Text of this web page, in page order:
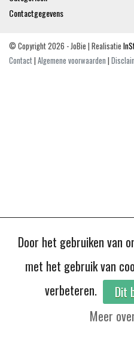
Contactgegevens
© Copyright 2026 - JoBie | Realisatie
Contact| Algemene voorwaarden |
Door het gebruiken van
met het gebruik van
verbeteren.
Dit
Meer